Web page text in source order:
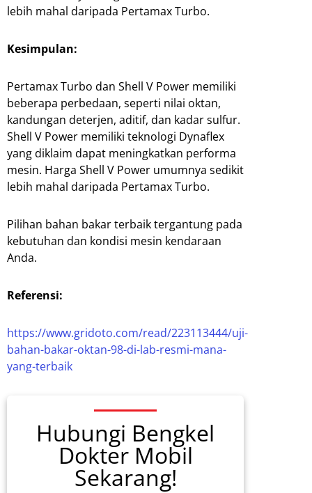
lebih mahal daripada Pertamax Turbo.
Kesimpulan:
Pertamax Turbo dan Shell V Power memiliki
beberapa perbedaan, seperti nilai oktan,
kandungan deterjen, aditif, dan kadar sulfur.
Shell V Power memiliki teknologi Dynaflex
yang diklaim dapat meningkatkan performa
mesin. Harga Shell V Power umumnya sedikit
lebih mahal daripada Pertamax Turbo.
Pilihan bahan bakar terbaik tergantung pada
kebutuhan dan kondisi mesin kendaraan
Anda.
Referensi:
https://www.gridoto.com/read/223113444/uji-
bahan-bakar-oktan-98-di-lab-resmi-mana-
yang-terbaik
Hubungi Bengkel
Dokter Mobil
Sekarang!